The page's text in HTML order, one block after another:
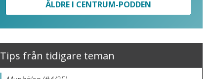
ÄLDRE I CENTRUM-PODDEN
Tips från tidigare teman